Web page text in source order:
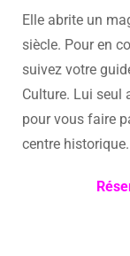
Elle abrite un
siècle. Pour en
suivez votre
Culture. Lui seul
pour vous faire
centre historique.